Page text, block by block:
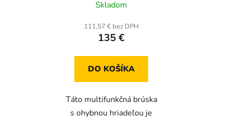
31 dielov
Skladom
111,57 € bez DPH
135 €
DO KOŠÍKA
Táto multifunkčná brúska
s ohybnou hriadeľou je